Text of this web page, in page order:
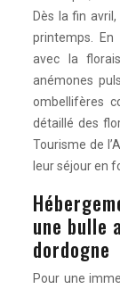
Dès la fin
printemps. En
avec la
anémones
ombellifères
détaillé des
Tourisme de
leur séjour en
une bulle
dordogne
Pour une